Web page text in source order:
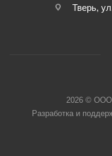
Тверь,
2026 © ООО
Разработка и